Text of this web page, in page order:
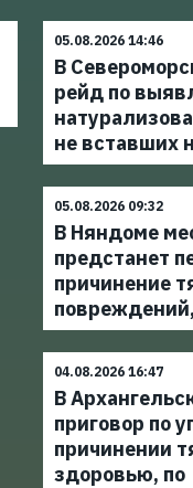
05.08.2026 14:46
В
рейд по
не вставших
05.08.2026 09:32
В Няндоме
предстанет
причинение
повреждений,
04.08.2026 16:47
В
приговор по
причинении
здоровью, по